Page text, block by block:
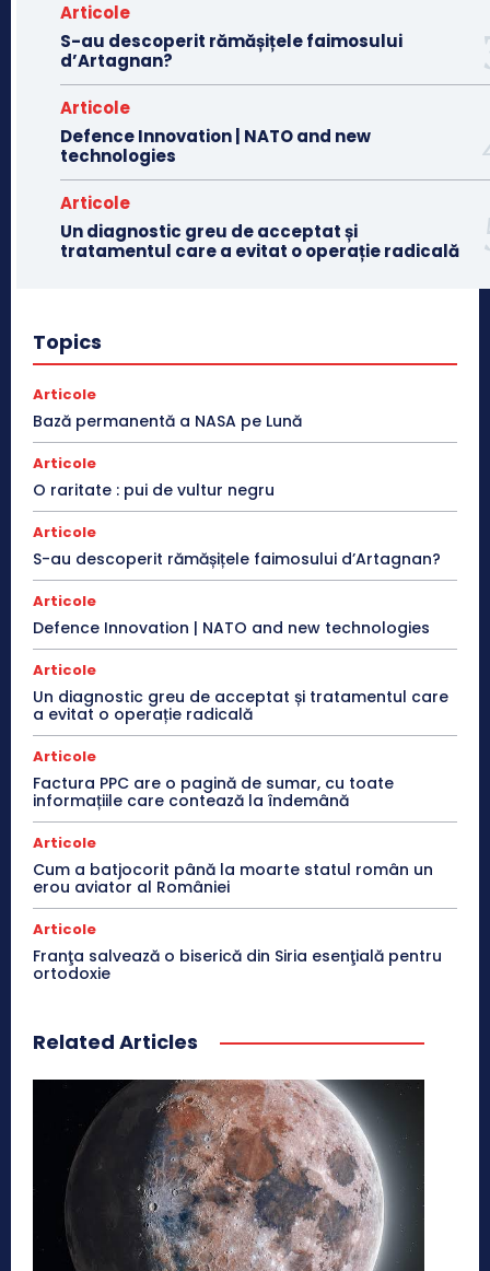
Articole
S-au descoperit rămășițele faimosului
d’Artagnan?
Articole
Defence Innovation | NATO and new
technologies
Articole
Un diagnostic greu de acceptat și
tratamentul care a evitat o operație radicală
Topics
Articole
Bază permanentă a NASA pe Lună
Articole
O raritate : pui de vultur negru
Articole
S-au descoperit rămășițele faimosului d’Artagnan?
Articole
Defence Innovation | NATO and new technologies
Articole
Un diagnostic greu de acceptat și tratamentul care
a evitat o operație radicală
Articole
Factura PPC are o pagină de sumar, cu toate
informațiile care contează la îndemână
Articole
Cum a batjocorit până la moarte statul român un
erou aviator al României
Articole
Franţa salvează o biserică din Siria esenţială pentru
ortodoxie
Related Articles